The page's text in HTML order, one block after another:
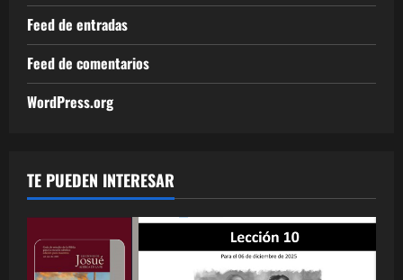
Feed de entradas
Feed de comentarios
WordPress.org
TE PUEDEN INTERESAR